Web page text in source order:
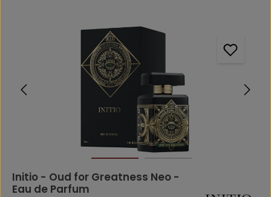
Bildergalerie überspringen
Initio - Oud for Greatness Neo -
Eau de Parfum